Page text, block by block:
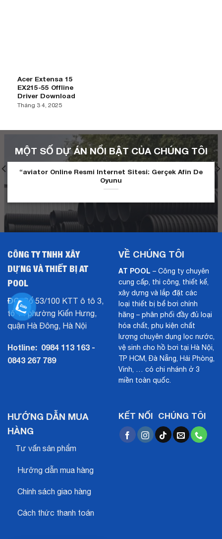
Acer Extensa 15
EX215-55 Offline
Driver Download
Tháng 3 4, 2025
MỘT SỐ DỰ ÁN NỔI BẬT CỦA CHÚNG TÔI
“aviator Online Resmi Internet Sitesi: Gerçek Afin De
Oyunu
CÔNG TY TNHH XÂY
DỰNG VÀ THIẾT BỊ AT
POOL
ĐC:Số 53/100 KTT ô tô 3,
tổ 14 phường Kiến Hưng,
quận Hà Đông, Hà Nội
Hotline: 0984 113 163 -
0843 267 789
VỀ CHÚNG TÔI
AT POOL – Công ty chuyên
cung cấp, thi công, thiết kế,
xây dựng và lắp đặt các
loại thiết bị bể bơi chính
hãng – phân phối đầy đủ loại
hóa chất, phụ kiện chất
lượng chuyên dụng lọc nước,
vệ sinh cho hồ bơi tại Hà Nội,
TP HCM, Đà Nẵng, Hải Phòng,
Vinh, … có chi nhánh ở 3
miền toàn quốc.
HƯỚNG DẪN MUA
HÀNG
Tư vấn sản phẩm
Hưỡng dẫn mua hàng
Chính sách giao hàng
Cách thức thanh toán
KẾT NỐI CHÚNG TÔI